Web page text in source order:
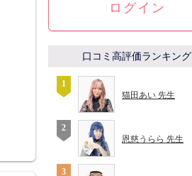
ログイン
口コミ高評価ランキング
猫田あい 先生
恩慈うらら 先生